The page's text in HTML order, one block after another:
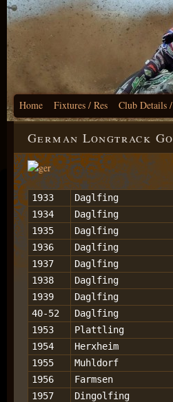
Home Fixtures / Res Club Details
German Longtrack
1933 Daglfing
1934
Daglfing
1935
Daglfing
1936
Daglfing
1937
Daglfing
1938
Daglfing
1939
Daglfing
40-52
Daglfing
1953
Plattling
1954
Herxheim
1955
Muhldorf
1956
Farmsen
1957
Dingolfing